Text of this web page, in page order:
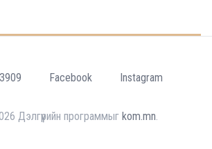
Facebook Instagram
Дэлгүүрийн программыг kom.mn.